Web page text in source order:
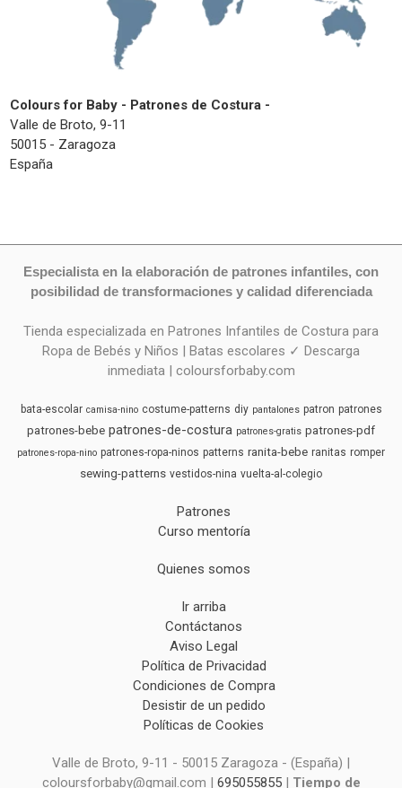
Colours for Baby - Patrones de Costura -
Valle de Broto, 9-11
50015 - Zaragoza
España
Especialista en la elaboración de patrones infantiles, con
posibilidad de transformaciones y calidad diferenciada
Tienda especializada en Patrones Infantiles de Costura para
Ropa de Bebés y Niños | Batas escolares ✓ Descarga
inmediata | coloursforbaby.com
bata-escolar camisa-nino costume-patterns diy pantalones patron patrones
patrones-bebe patrones-de-costura patrones-gratis patrones-pdf
patrones-ropa-nino patrones-ropa-ninos patterns ranita-bebe ranitas romper
sewing-patterns vestidos-nina vuelta-al-colegio
Patrones
Curso mentoría
Quienes somos
Ir arriba
Contáctanos
Aviso Legal
Política de Privacidad
Condiciones de Compra
Desistir de un pedido
Políticas de Cookies
Valle de Broto, 9-11 - 50015 Zaragoza - (España) |
coloursforbaby@gmail.com | 695055855| Tiempo de